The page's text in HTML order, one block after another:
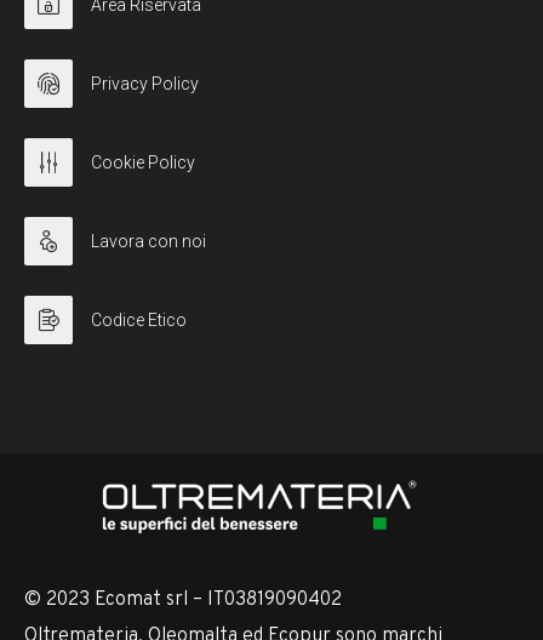
Area Riservata
Privacy Policy
Cookie Policy
Lavora con noi
Codice Etico
© 2023 Ecomat srl – IT03819090402